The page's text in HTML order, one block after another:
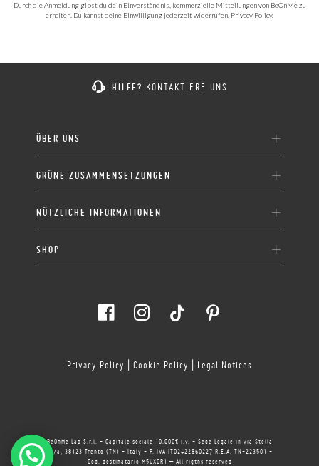
Durch die Anmeldung gibst du dein Einverständnis, kommerzielle Mitteilungen von BeOnMe zu
erhalten. Du kannst deine Einwilligung jederzeit widerrufen. Privacy Policy.
HILFE? KONTAKTIERE UNS
ÜBER UNS
GRÜNE ZUSAMMENSETZUNGEN
NÜTZLICHE INFORMATIONEN
SHOP
Privacy Policy Cookie Policy Legal Notices
BeOnMe Lab S.r.l. - Capitale sociale 10.000€ i.v. - Sede Legale in via Stella
11/a, 38123 Trento (TN) - Italy - P. IVA IT02422860227 R.E.A. TN-223501 -
Cod. destinatario M5UXCR1 – All rigths reserved